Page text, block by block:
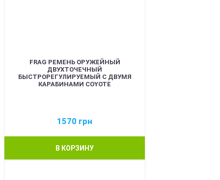
FRAG РЕМЕНЬ ОРУЖЕЙНЫЙ
ДВУХТОЧЕЧНЫЙ
БЫСТРОРЕГУЛИРУЕМЫЙ С ДВУМЯ
КАРАБИНАМИ COYOTE
1570 грн
В КОРЗИНУ